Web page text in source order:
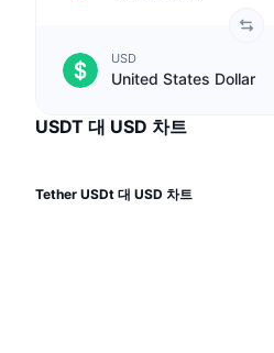
실제 자산
리더보드
트렌딩
BNB 트레저리
거래소 유입/유출
지표
밈 탐색기
상위 트레이더들
탈중앙화 거래소
스팟
파생상품
라이브
기사들
암호화폐 API
DEX API
서비스
계산기
뉴스레터
USD
United States Dollar
USDT 대 USD 차트
Tether USDt 대 USD 차트